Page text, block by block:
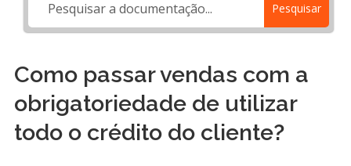
PORTAL WEB MOBILE SUPORTE Pesquisar
Como passar vendas com a
obrigatoriedade de utilizar
todo o crédito do cliente?